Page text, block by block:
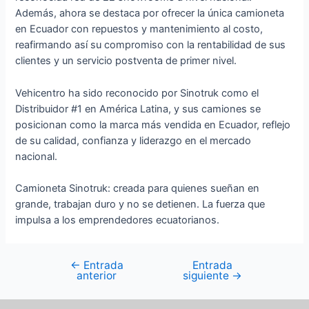
Además, ahora se destaca por ofrecer la única camioneta
en Ecuador con repuestos y mantenimiento al costo,
reafirmando así su compromiso con la rentabilidad de sus
clientes y un servicio postventa de primer nivel.
Vehicentro ha sido reconocido por Sinotruk como el
Distribuidor #1 en América Latina, y sus camiones se
posicionan como la marca más vendida en Ecuador, reflejo
de su calidad, confianza y liderazgo en el mercado
nacional.
Camioneta Sinotruk: creada para quienes sueñan en
grande, trabajan duro y no se detienen. La fuerza que
impulsa a los emprendedores ecuatorianos.
← Entrada
anterior
Entrada
siguiente →